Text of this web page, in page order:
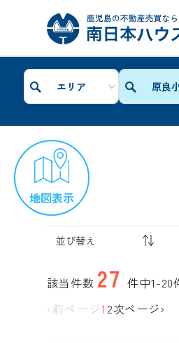
エリア 原良
地図表示
該当件数 27 件中1-20
‹前ページ1 2次ページ›